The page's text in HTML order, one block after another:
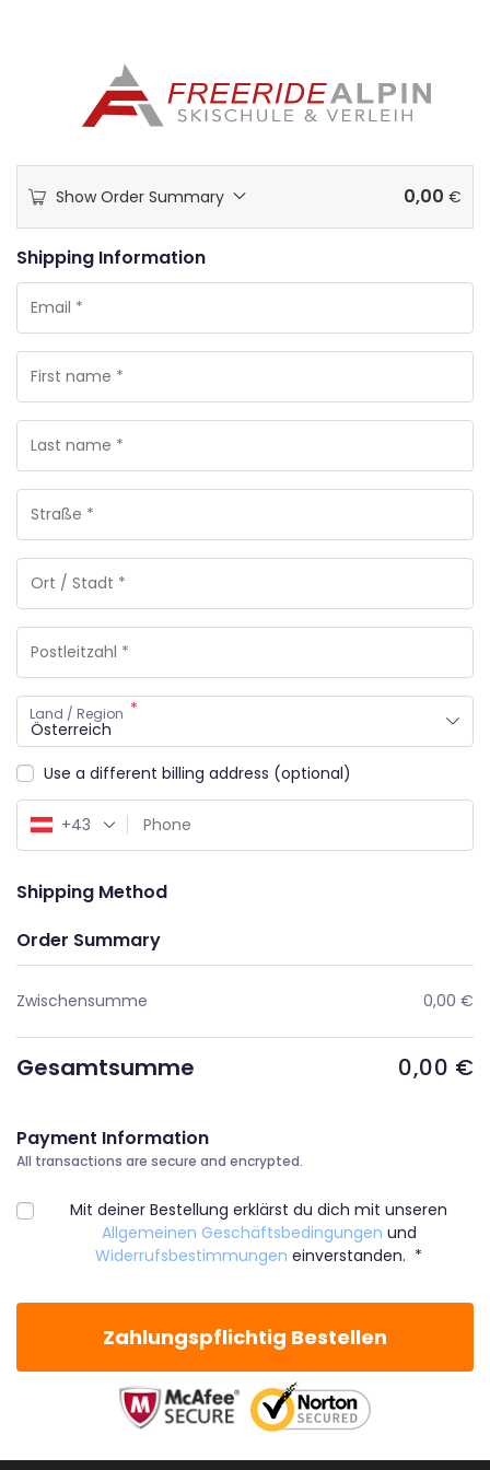
Show Order Summary 0,00 €
Shipping Information
Land / Region *
Österreich
Use a different billing address (optional)
+43
Shipping Method
Order Summary
Zwischensumme 0,00 €
Gesamtsumme 0,00 €
Payment Information
All transactions are secure and encrypted.
Mit deiner Bestellung erklärst du dich mit unseren
Allgemeinen Geschäftsbedingungen und
Widerrufsbestimmungen einverstanden. *
Zahlungspflichtig Bestellen